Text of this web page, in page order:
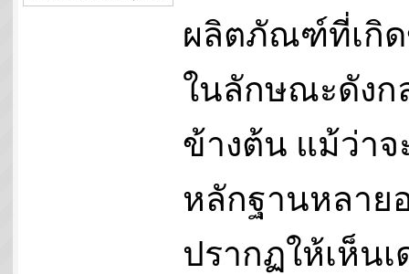
ผลิตภัณฑ์ที่เกิ
ในลักษณะดังก
ข้างต้น แม้ว่าจ
หลักฐานหลาย
ปรากฏให้เห็นเ